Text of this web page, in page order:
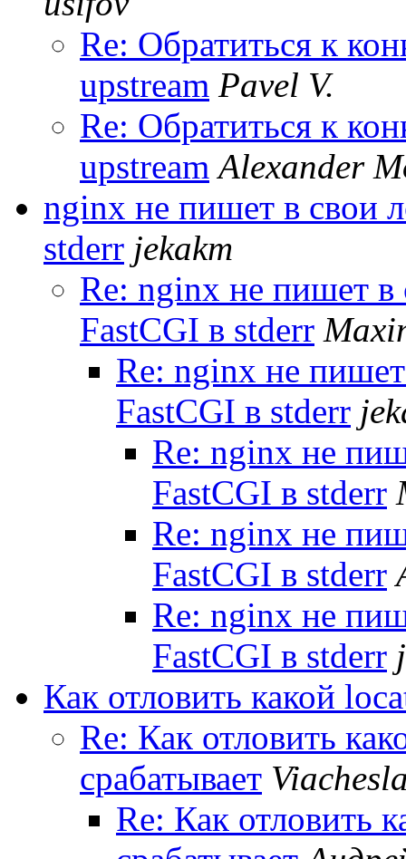
Re: Обратиться к
upstream Pavel V.
Re: Обратиться к
upstream Alexander
nginx не пишет в свои
stderr jekakm
Re: nginx не пишет в
FastCGI в stderr
Re: nginx не пишет
FastCGI в stderr
Re: nginx не
FastCGI в stderr
Re: nginx не
FastCGI в stderr
Re: nginx не
FastCGI в stderr
Как отловить какой
Re: Как отловить
срабатывает
Re: Как отловить